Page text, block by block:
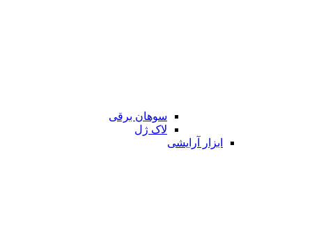
سوهان برقی
لاک ژل
ابزار آرایشی